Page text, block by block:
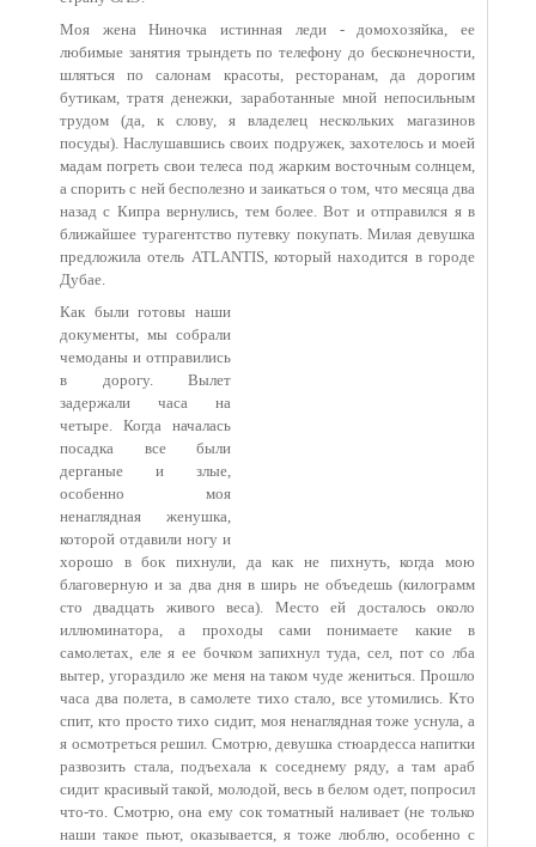
Моя жена Ниночка истинная леди - домохозяйка, ее
любимые занятия трындеть по телефону до бесконечности,
шляться по салонам красоты, ресторанам, да дорогим
бутикам, тратя денежки, заработанные мной непосильным
трудом (да, к слову, я владелец нескольких магазинов
посуды). Наслушавшись своих подружек, захотелось и моей
мадам погреть свои телеса под жарким восточным солнцем,
а спорить с ней бесполезно и заикаться о том, что месяца два
назад с Кипра вернулись, тем более. Вот и отправился я в
ближайшее турагентство путевку покупать. Милая девушка
предложила отель ATLANTIS, который находится в городе
Дубае.
Как были готовы наши
документы, мы собрали
чемоданы и отправились
в дорогу. Вылет
задержали часа на
четыре. Когда началась
посадка все были
дерганые и злые,
особенно моя
ненаглядная женушка,
которой отдавили ногу и
хорошо в бок пихнули, да как не пихнуть, когда мою
благоверную и за два дня в ширь не объедешь (килограмм
сто двадцать живого веса). Место ей досталось около
иллюминатора, а проходы сами понимаете какие в
самолетах, еле я ее бочком запихнул туда, сел, пот со лба
вытер, угораздило же меня на таком чуде жениться. Прошло
часа два полета, в самолете тихо стало, все утомились. Кто
спит, кто просто тихо сидит, моя ненаглядная тоже уснула, а
я осмотреться решил. Смотрю, девушка стюардесса напитки
развозить стала, подъехала к соседнему ряду, а там араб
сидит красивый такой, молодой, весь в белом одет, попросил
что-то. Смотрю, она ему сок томатный наливает (не только
наши такое пьют, оказывается, я тоже люблю, особенно с